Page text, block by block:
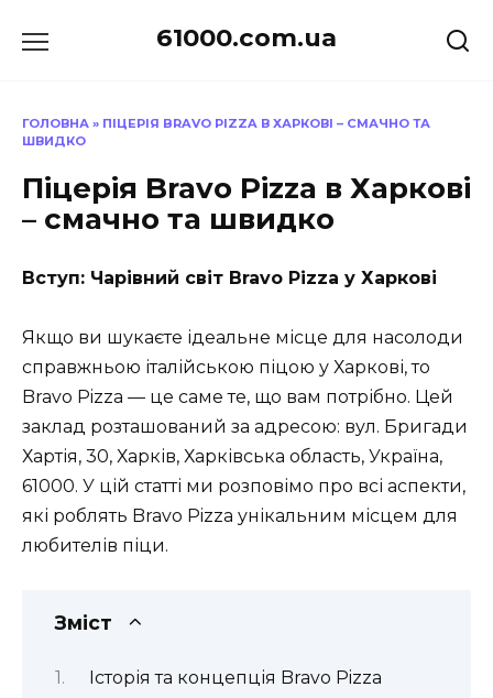
до
61000.com.ua
ГОЛОВНА » ПІЦЕРІЯ BRAVO PIZZA В ХАРКОВІ – СМАЧНО ТА
ШВИДКО
Піцерія Bravo Pizza в Харкові
– смачно та швидко
Вступ: Чарівний світ Bravo Pizza у Харкові
Якщо ви шукаєте ідеальне місце для насолоди
справжньою італійською піцою у Харкові, то
Bravo Pizza — це саме те, що вам потрібно. Цей
заклад розташований за адресою: вул. Бригади
Хартія, 30, Харків, Харківська область, Україна,
61000. У цій статті ми розповімо про всі аспекти,
які роблять Bravo Pizza унікальним місцем для
любителів піци.
Зміст
Історія та концепція Bravo Pizza